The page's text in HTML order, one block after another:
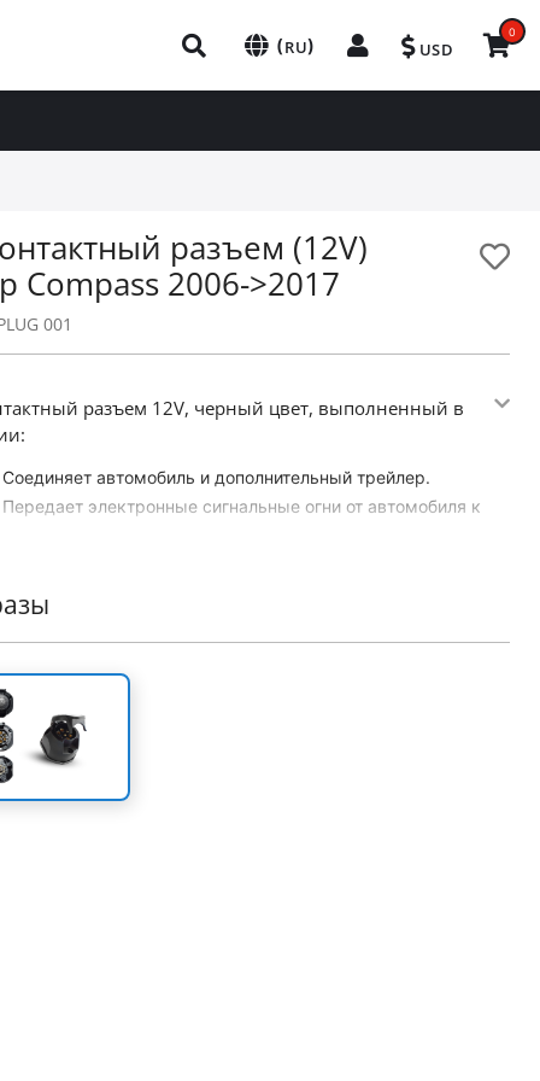
(RU) USD
0
разъем (12V)
Compass 2006->2017
001
разъем 12V, черный цвет, выполненный в
Соединяет автомобиль и дополнительный трейлер.
Передает электронные сигнальные огни от автомобиля к